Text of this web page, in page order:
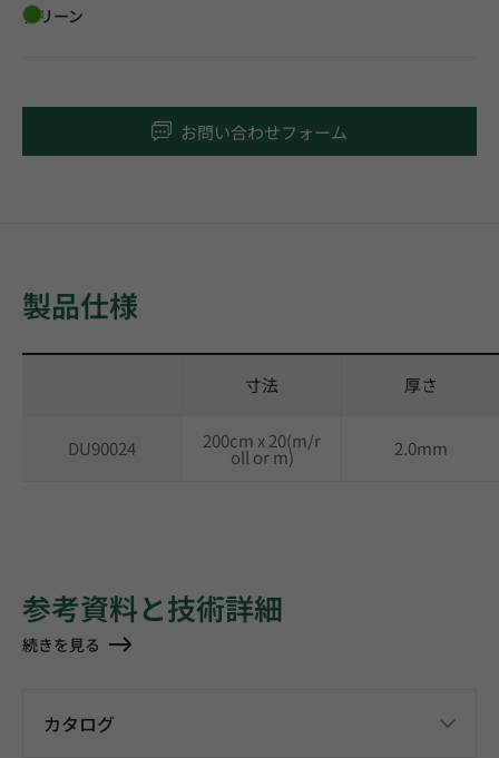
グリーン
お問い合わせフォーム
製品仕様
寸法 厚さ
DU90024 200cm x 20(m/r
oll or m) 2.0mm
参考資料と技術詳細
続きを見る
カタログ